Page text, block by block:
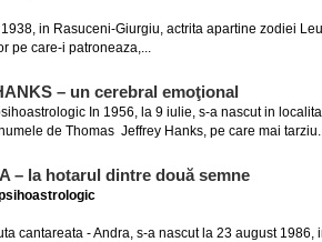
in Rasuceni-Giurgiu, actrita apartine zodiei
pe care-i patroneaza,...
– un cerebral emoţional
In 1956, la 9 iulie, s-a nascut in
de Thomas Jeffrey Hanks, pe care mai
– la hotarul dintre două semne
cantareata - Andra, s-a nascut la 23 august